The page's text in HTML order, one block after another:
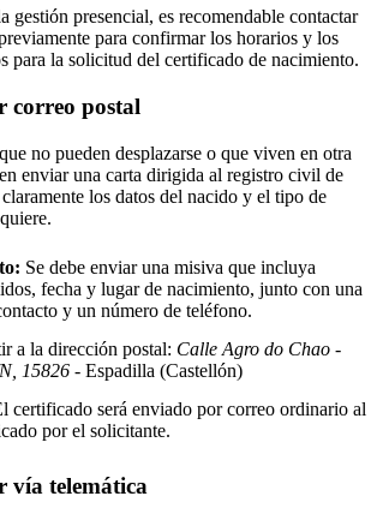
gestión presencial, es recomendable contactar
para confirmar los horarios y los
para la solicitud del certificado de nacimiento.
correo postal
no pueden desplazarse o que viven en otra
enviar una carta dirigida al registro civil de
los datos del nacido y el tipo de
Se debe enviar una misiva que incluya
fecha y lugar de nacimiento, junto con una
y un número de teléfono.
a la dirección postal: Calle Agro do Chao -
15826 - Espadilla (Castellón)
certificado será enviado por correo ordinario al
por el solicitante.
vía telemática